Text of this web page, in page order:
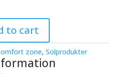
to cart
zone, Solprodukter